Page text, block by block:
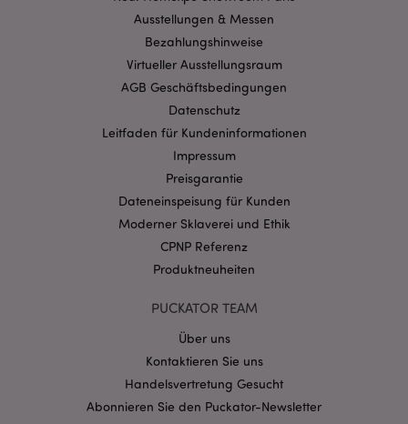
Ausstellungen & Messen
Bezahlungshinweise
Virtueller Ausstellungsraum
AGB Geschäftsbedingungen
Datenschutz
Leitfaden für Kundeninformationen
Impressum
Preisgarantie
Dateneinspeisung für Kunden
Moderner Sklaverei und Ethik
CPNP Referenz
Produktneuheiten
PUCKATOR TEAM
Über uns
Kontaktieren Sie uns
Handelsvertretung Gesucht
Abonnieren Sie den Puckator-Newsletter
Ohne unbedingt notwendige cookies kann die
Website nicht richtig genutzt werden.
CookieScriptConsent
mage-cache-storage-section-
Datenschutzbestimmungen von Google